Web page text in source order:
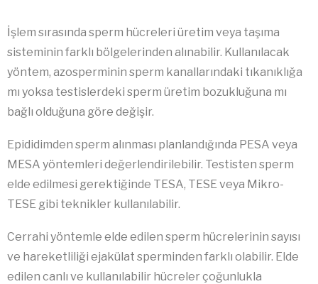
İşlem sırasında sperm hücreleri üretim veya taşıma
sisteminin farklı bölgelerinden alınabilir. Kullanılacak
yöntem, azosperminin sperm kanallarındaki tıkanıklığa
mı yoksa testislerdeki sperm üretim bozukluğuna mı
bağlı olduğuna göre değişir.
Epididimden sperm alınması planlandığında PESA veya
MESA yöntemleri değerlendirilebilir. Testisten sperm
elde edilmesi gerektiğinde TESA, TESE veya Mikro-
TESE gibi teknikler kullanılabilir.
Cerrahi yöntemle elde edilen sperm hücrelerinin sayısı
ve hareketliliği ejakülat sperminden farklı olabilir. Elde
edilen canlı ve kullanılabilir hücreler çoğunlukla